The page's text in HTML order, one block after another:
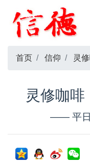
首页 信仰 灵
灵修咖啡
—— 平日